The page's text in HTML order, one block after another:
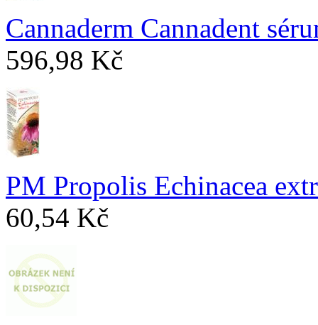
Cannaderm Cannadent
596,98 Kč
PM Propolis Echinacea
60,54 Kč